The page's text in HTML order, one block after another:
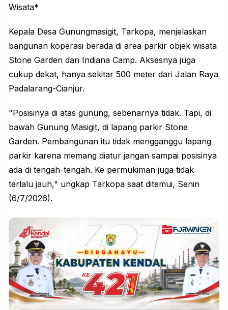
Wisata*
Kepala Desa Gunungmasigit, Tarkopa, menjelaskan
bangunan koperasi berada di area parkir objek wisata
Stone Garden dan Indiana Camp. Aksesnya juga
cukup dekat, hanya sekitar 500 meter dari Jalan Raya
Padalarang-Cianjur.
"Posisinya di atas gunung, sebenarnya tidak. Tapi, di
bawah Gunung Masigit, di lapang parkir Stone
Garden. Pembangunan itu tidak mengganggu lapang
parkir karena memang diatur jangan sampai posisinya
ada di tengah-tengah. Ke permukiman juga tidak
terlalu jauh," ungkap Tarkopa saat ditemui, Senin
(6/7/2026).